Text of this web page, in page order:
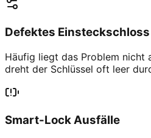
Defektes Einsteckschloss
Häufig liegt das Problem nicht
dreht der Schlüssel oft leer
Smart-Lock Ausfälle